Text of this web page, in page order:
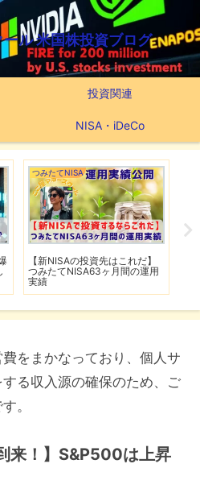
ル 米国株投資ブログ
投資関連
NISA・iDeCo
つみたてNISA
【新NISAの投資先はこれだ】
つみたてNISA63ヶ月間の運用
実績
をまかなっており、個人サ
る収入源の確保のため、ご
。
来！】S&P500は上昇